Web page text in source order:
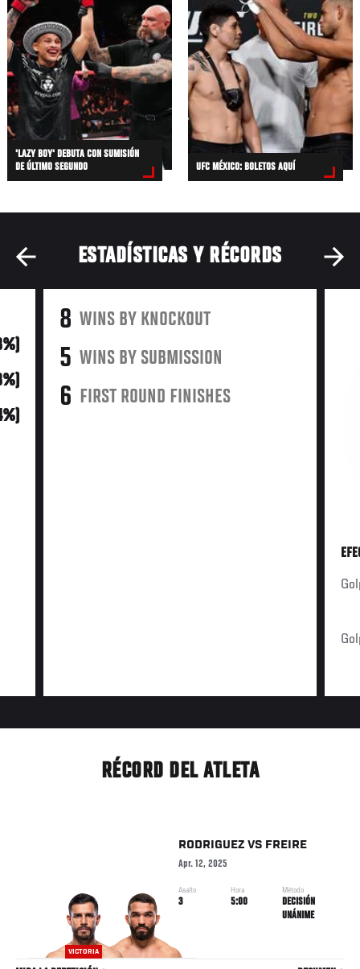
'LAZY BOY' DEBUTA CON SUMISIÓN
DE ÚLTIMO SEGUNDO
UFC MÉXICO: BOLETOS AQUÍ
ESTADÍSTICAS Y RÉCORDS
8 WINS BY KNOCKOUT
5 WINS BY SUBMISSION
6 FIRST ROUND FINISHES
RÉCORD DEL ATLETA
VICTORIA
RODRIGUEZ VS FREIRE
Apr. 12, 2025
Asalto
3
Hora
5:00
Método
DECISIÓN
UNÁNIME